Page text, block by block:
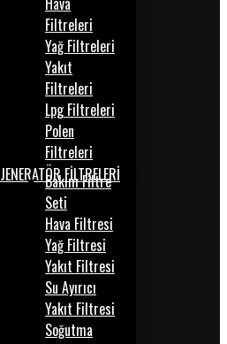
Filtreleri
Yağ Filtreleri
Yakıt
Filtreleri
Lpg Filtreleri
Polen
Filtreleri
JENERATÖR FİLTRELERİ
Bakım Filtre
Seti
Hava Filtresi
Yağ Filtresi
Yakıt Filtresi
Su Ayırıcı
Yakıt Filtresi
Soğutma